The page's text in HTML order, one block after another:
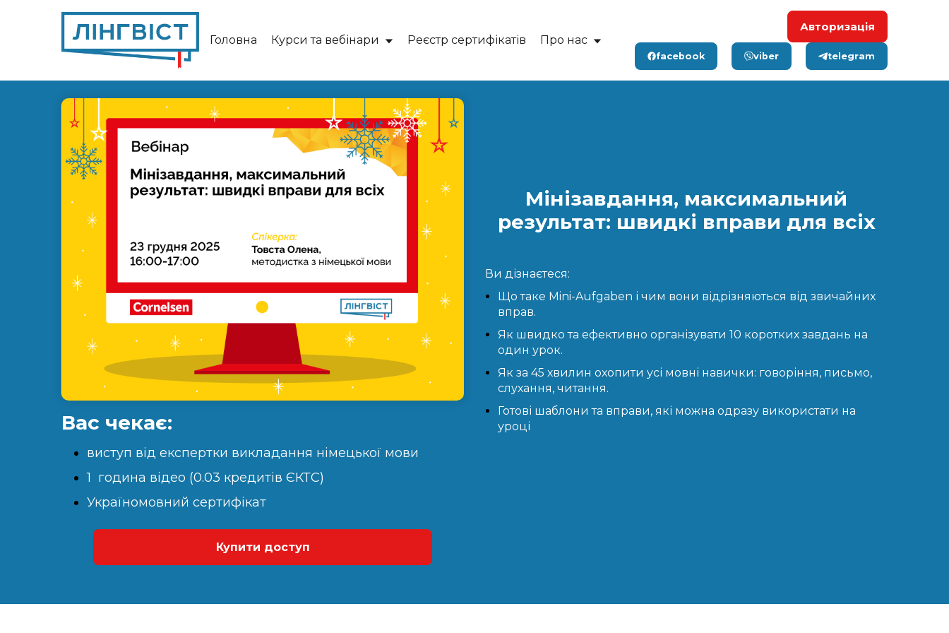
Головна Курси та вебінари Реєстр сертифікатів Про нас
Авторизація
facebook viber telegram
Вас чекає:
виступ від експертки викладання німецької мови
1 година відео (0.03 кредитів ЄКТС)
Україномовний сертифікат
Купити доступ
Мінізавдання, максимальний
результат: швидкі вправи для всіх
Ви дізнаєтеся:
Що таке Mini-Aufgaben і чим вони відрізняються від звичайних
вправ.
Як швидко та ефективно організувати 10 коротких завдань на
один урок.
Як за 45 хвилин охопити усі мовні навички: говоріння, письмо,
слухання, читання.
Готові шаблони та вправи, які можна одразу використати на
уроці